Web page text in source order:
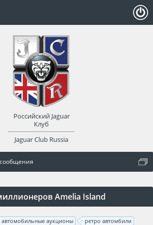
Amelia Island
автомобильные аукционы ретро автомбили
Российский Jaguar
Клуб
Jaguar Club Russia
оват